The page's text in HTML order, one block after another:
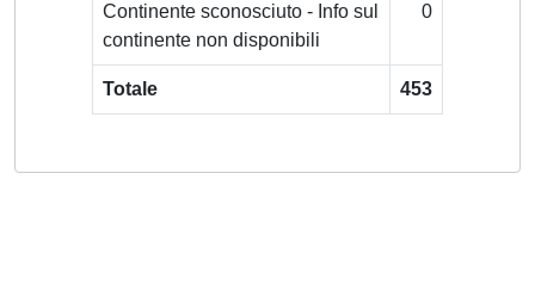
Continente sconosciuto - Info sul
continente non disponibili
0
Totale 453